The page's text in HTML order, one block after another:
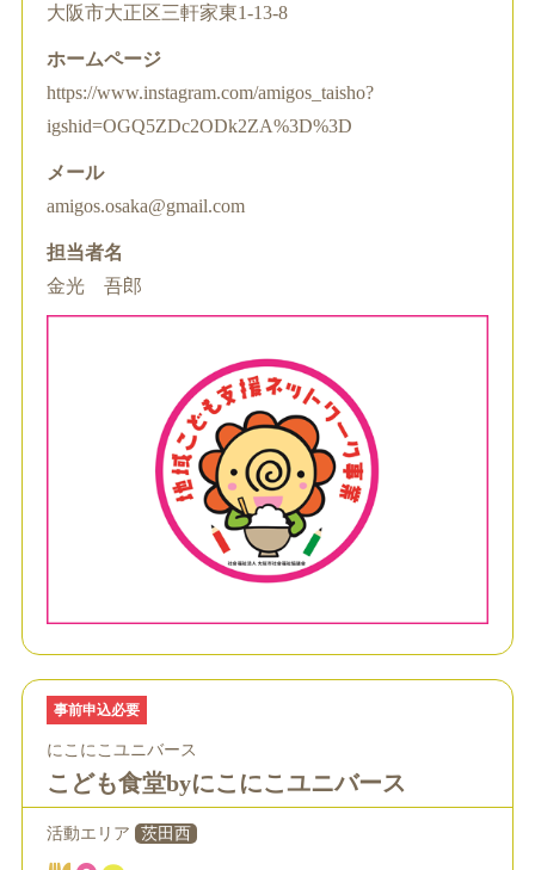
大阪市大正区三軒家東1-13-8
ホームページ
https://www.instagram.com/amigos_taisho?
igshid=OGQ5ZDc2ODk2ZA%3D%3D
メール
amigos.osaka@gmail.com
担当者名
金光 吾郎
事前申込必要
にこにこユニバース
こども食堂byにこにこユニバース
活動エリア 茨田西